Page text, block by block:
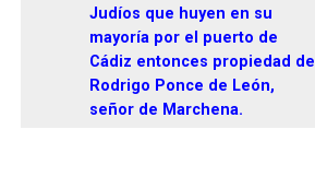
Judíos que huyen en su
mayoría por el puerto de
Cádiz entonces propiedad de
Rodrigo Ponce de León,
señor de Marchena.